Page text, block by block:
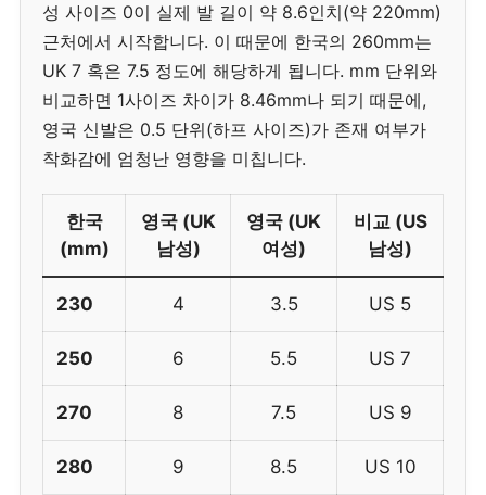
성 사이즈 0이 실제 발 길이 약 8.6인치(약 220mm)
근처에서 시작합니다. 이 때문에 한국의 260mm는
UK 7 혹은 7.5 정도에 해당하게 됩니다. mm 단위와
비교하면 1사이즈 차이가 8.46mm나 되기 때문에,
영국 신발은 0.5 단위(하프 사이즈)가 존재 여부가
착화감에 엄청난 영향을 미칩니다.
한국
(mm)
영국 (UK
남성)
영국 (UK
여성)
비교 (US
남성)
230 4 3.5 US 5
250 6 5.5 US 7
270 8 7.5 US 9
280 9 8.5 US 10